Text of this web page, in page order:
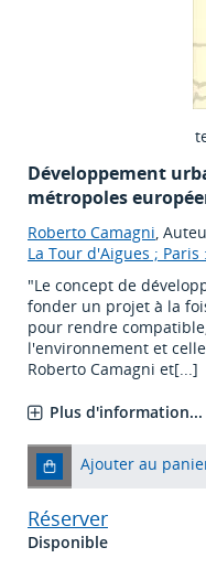
Développement
métropoles
Roberto Camagni,
La Tour d'Aigues ;
"Le concept de
fonder un projet à la
pour rendre
l'environnement et
Roberto Camagni et[...]
Plus d'information...
Ajouter au
Réserver
Disponible